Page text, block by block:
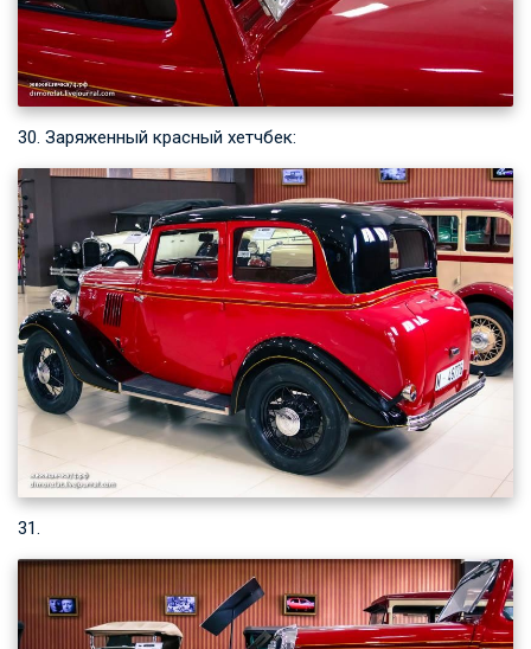
30. Заряженный красный хетчбек:
31.